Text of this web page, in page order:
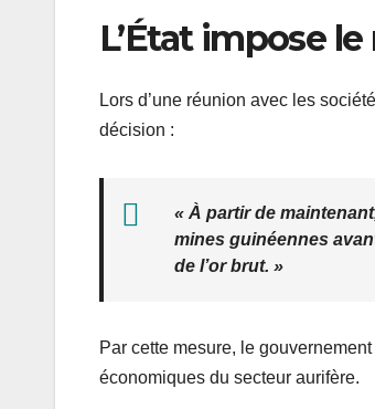
L’État impose
Lors d’une réunion avec les
décision :
« À partir de
mines guinéennes
de l’or brut. »
Par cette mesure, le
économiques du secteur aurifère.